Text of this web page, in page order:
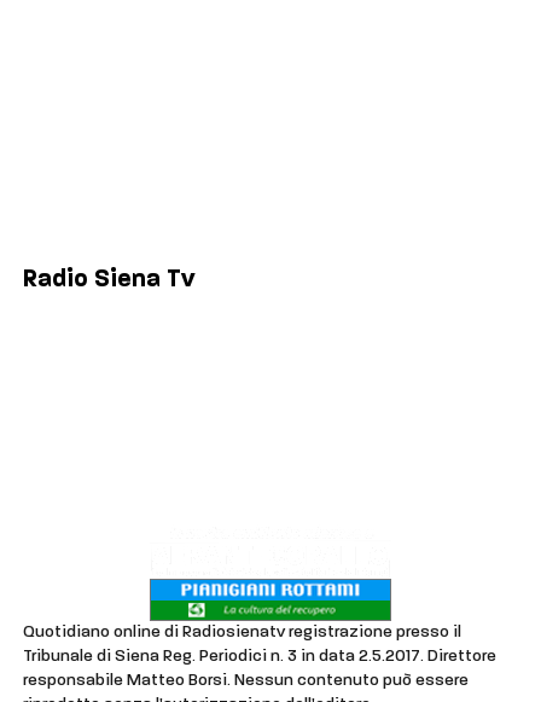
Radio Siena Tv
Quotidiano online di Radiosienatv registrazione presso il
Tribunale di Siena Reg. Periodici n. 3 in data 2.5.2017. Direttore
responsabile Matteo Borsi. Nessun contenuto può essere